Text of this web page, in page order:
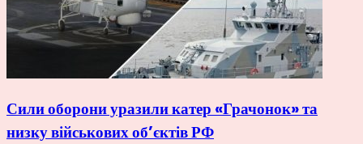
Сили оборони уразили катер «Грачонок» та
низку військових об’єктів РФ